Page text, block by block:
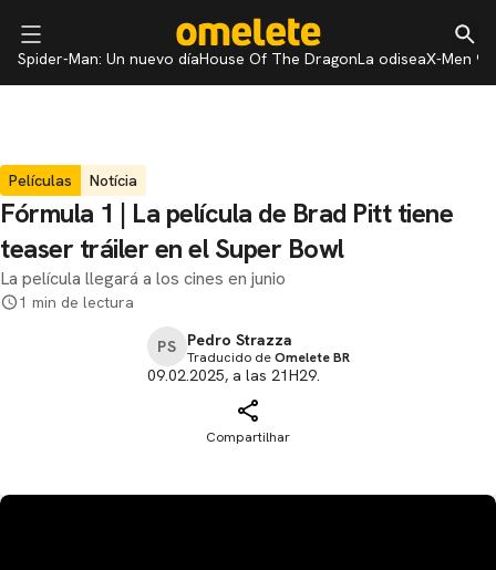
Spider-Man: Un nuevo díaHouse Of The DragonLa odiseaX-Men 97
Películas Notícia
Fórmula 1 | La película de Brad Pitt tiene
teaser tráiler en el Super Bowl
La película llegará a los cines en junio
1 min de lectura
PS Pedro Strazza
Traducido deOmelete BR
09.02.2025, a las 21H29.
Compartilhar